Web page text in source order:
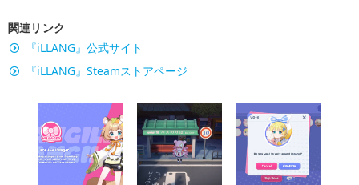
関連リンク
『iLLANG』公式サイト
『iLLANG』Steamストアページ